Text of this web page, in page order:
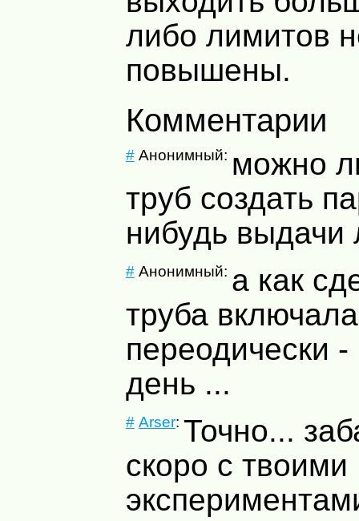
либо лимитов
повышены.
Комментарии
#Анонимный: можно
труб создать
нибудь выдачи
#Анонимный: а как
труба
переодически
день ...
# Arser: Точно...
скоро с твоими